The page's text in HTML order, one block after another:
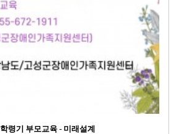
학령기 부모교육 - 미래설계